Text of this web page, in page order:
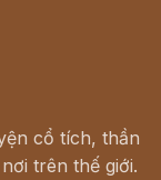
cổ tích, thần
trên thế giới.